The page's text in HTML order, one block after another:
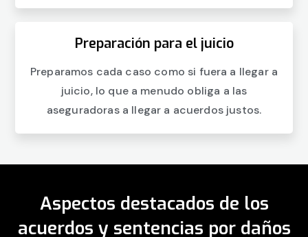
Preparación para el juicio
Preparamos cada caso como si fuera a llegar a
juicio, lo que a menudo obliga a las
aseguradoras a llegar a acuerdos justos.
Aspectos destacados de los
acuerdos y sentencias por daños